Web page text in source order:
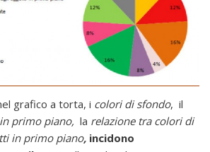
grafico a torta, i colori di sfondo, il
primo piano, la relazione tra colori di
in primo piano, incidono